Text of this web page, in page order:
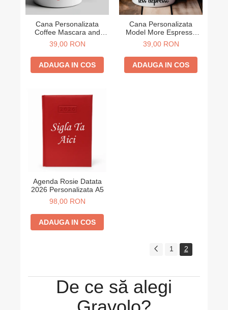
Cana Personalizata
Coffee Mascara and
Hustle
39,00 RON
ADAUGA IN COS
Cana Personalizata
Model More Espresso
Less Depresso
39,00 RON
ADAUGA IN COS
Agenda Rosie Datata
2026 Personalizata A5
98,00 RON
ADAUGA IN COS
1 2
De ce să alegi